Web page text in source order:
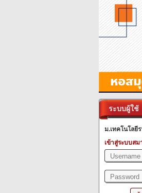
ระบบผู้ใช้
ม.เทคโนโลยี
เข้าสู่ระบบสม